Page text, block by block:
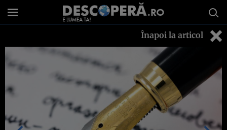
Înapoi la articol